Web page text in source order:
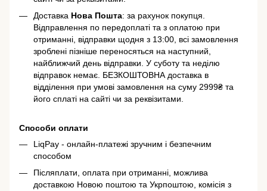
Доставка Нова Пошта: за рахунок покупця.
Відправлення по передоплаті та з оплатою при
отриманні, відправки щодня з 13:00, всі замовлення
зроблені пізніше переносяться на наступний,
найближчий день відправки. У суботу та неділю
відправок немає. БЕЗКОШТОВНА доставка в
відділення при умові замовлення на суму 2999₴ та
його сплаті на сайті чи за реквізитами.
Способи оплати
LiqPay - онлайн-платежі зручним і безпечним
способом
Післяплати, оплата при отриманні, можлива
доставкою Новою поштою та Укрпоштою, комісія з